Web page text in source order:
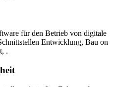
für den Betrieb von digitale
Entwicklung, Bau on
.